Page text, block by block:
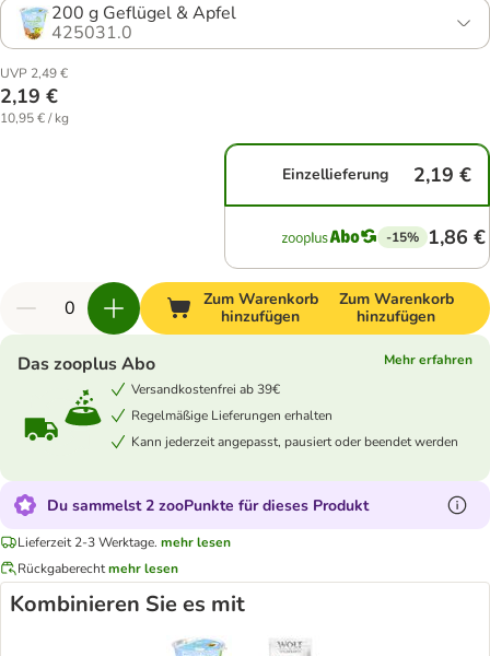
200 g Geflügel & Apfel
425031.0
UVP 2,49 €
2,19 €
10,95 € / kg
Einzellieferung 2,19 €
-15% 1,86 €
Zum Warenkorb
hinzufügen
Zum Warenkorb
hinzufügen
Das zooplus Abo
Mehr erfahren
Versandkostenfrei ab 39€
Regelmäßige Lieferungen erhalten
Kann jederzeit angepasst, pausiert oder beendet werden
Du sammelst 2 zooPunkte für dieses Produkt
Lieferzeit 2-3 Werktage. mehr lesen
Rückgaberechtmehr lesen
Kombinieren Sie es mit